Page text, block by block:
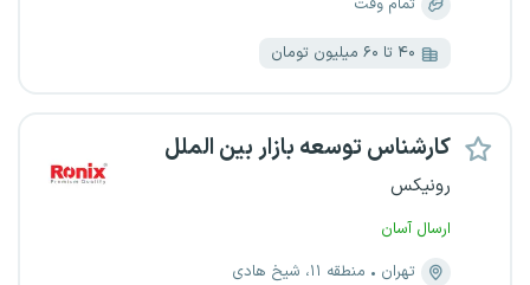
تمام وقت
۴۰ تا ۶۰ میلیون تومان
کارشناس توسعه بازار بین الملل
رونیکس
ارسال آسان
تهران
منطقه ۱۱، شیخ هادی